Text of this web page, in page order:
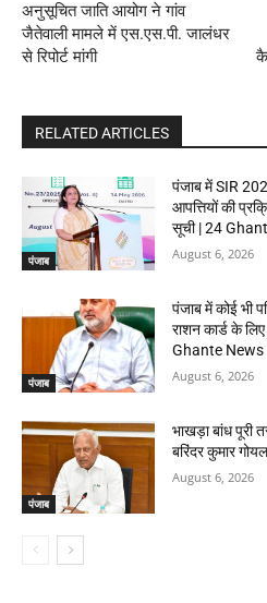
अनुसूचित जाति आयोग ने गांव
जैतेवाली मामले में एस.एस.पी. जालंधर
से रिपोर्ट मांगी
RELATED ARTICLES
पंजाब
पंजाब में SIR
आपत्तियों की
सूची | 24
August 6, 2026
पंजाब
पंजाब में कोई भी
राशन कार्ड के
Ghante News
August 6, 2026
पंजाब
भाखड़ा बांध पूरी
बरिंदर कुमार
August 6, 2026